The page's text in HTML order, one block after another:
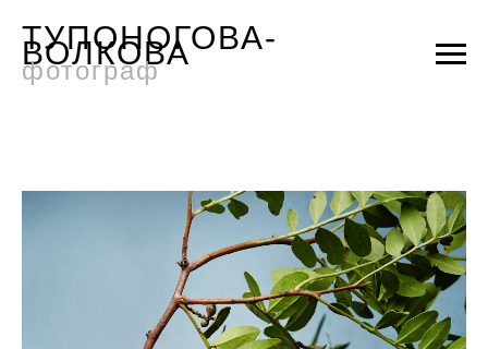
ТУПОНОГОВА-
ВОЛКОВА
фотограф